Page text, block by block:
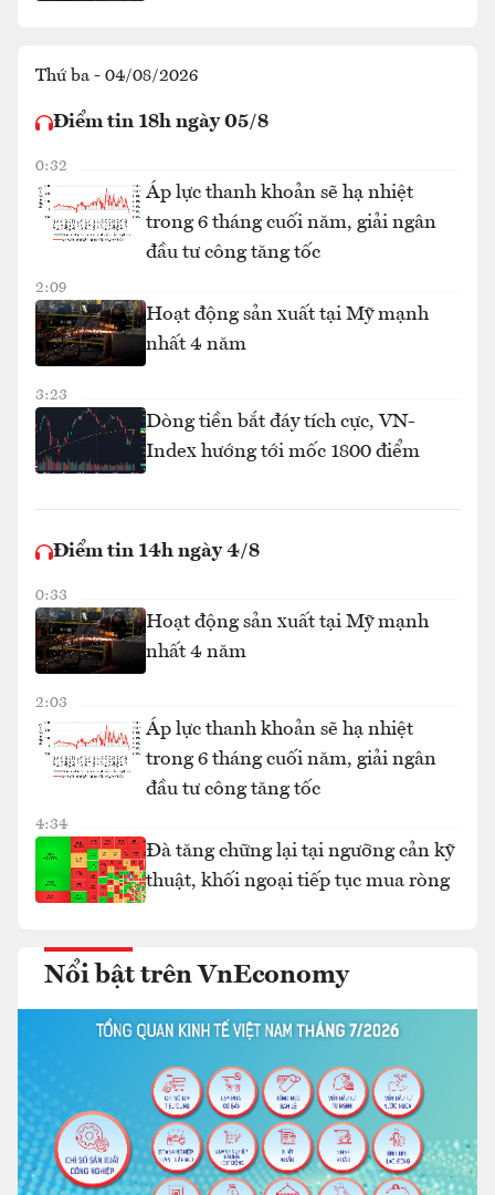
Thứ ba - 04/08/2026
Điểm tin 18h ngày 05/8
0:32
Áp lực thanh khoản sẽ hạ nhiệt
trong 6 tháng cuối năm, giải ngân
đầu tư công tăng tốc
2:09
Hoạt động sản xuất tại Mỹ mạnh
nhất 4 năm
3:23
Dòng tiền bắt đáy tích cực, VN-
Index hướng tới mốc 1800 điểm
Điểm tin 14h ngày 4/8
0:33
Hoạt động sản xuất tại Mỹ mạnh
nhất 4 năm
2:03
Áp lực thanh khoản sẽ hạ nhiệt
trong 6 tháng cuối năm, giải ngân
đầu tư công tăng tốc
4:34
Đà tăng chững lại tại ngưỡng cản kỹ
thuật, khối ngoại tiếp tục mua ròng
Nổi bật trên VnEconomy